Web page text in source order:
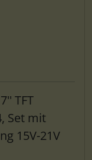
TFT
Set mit
15V-21V